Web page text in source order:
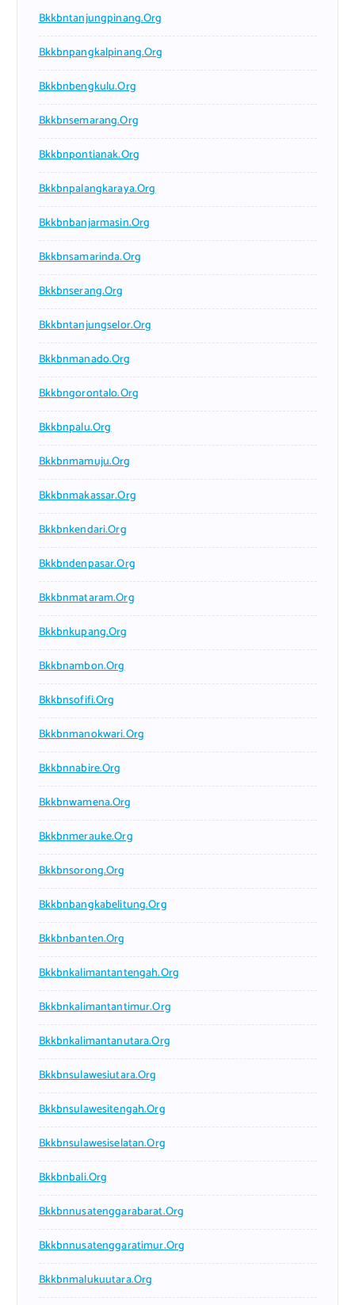
Bkkbntanjungpinang.org
Bkkbnpangkalpinang.org
Bkkbnbengkulu.org
Bkkbnsemarang.org
Bkkbnpontianak.org
Bkkbnpalangkaraya.org
Bkkbnbanjarmasin.org
Bkkbnsamarinda.org
Bkkbnserang.org
Bkkbntanjungselor.org
Bkkbnmanado.org
Bkkbngorontalo.org
Bkkbnpalu.org
Bkkbnmamuju.org
Bkkbnmakassar.org
Bkkbnkendari.org
Bkkbndenpasar.org
Bkkbnmataram.org
Bkkbnkupang.org
Bkkbnambon.org
Bkkbnsofifi.org
Bkkbnmanokwari.org
Bkkbnnabire.org
Bkkbnwamena.org
Bkkbnmerauke.org
Bkkbnsorong.org
Bkkbnbangkabelitung.org
Bkkbnbanten.org
Bkkbnkalimantantengah.org
Bkkbnkalimantantimur.org
Bkkbnkalimantanutara.org
Bkkbnsulawesiutara.org
Bkkbnsulawesitengah.org
Bkkbnsulawesiselatan.org
Bkkbnbali.org
Bkkbnnusatenggarabarat.org
Bkkbnnusatenggaratimur.org
Bkkbnmalukuutara.org